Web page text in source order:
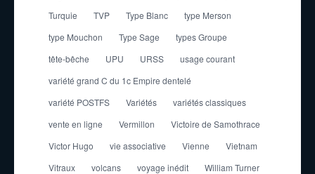
Turquie
TVP Type Blanc
type Merson
type Mouchon
Type Sage
types Groupe
tête-bêche
UPU URSS
usage courant
variété grand C du 1c Empire dentelé
variété POSTFS
Variétés
variétés classiques
vente en ligne
Vermillon
Victoire de Samothrace
Victor Hugo
vie associative Vienne
Vietnam
Vitraux
volcans voyage inédit
William Turner